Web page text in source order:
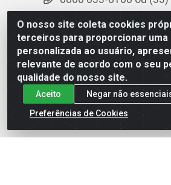
O nosso site coleta cookies
terceiros para proporcionar uma
personalizada ao usuário,
relevante de acordo com o seu
qualidade do nosso site.
Aceito
Negar não
Preferências de Cookies
Acompanhe nossas
Ipiranga Distribuição LTDA -
Hannas, 101 - Ponte da Aldeia -
36906-440 - CNPJ